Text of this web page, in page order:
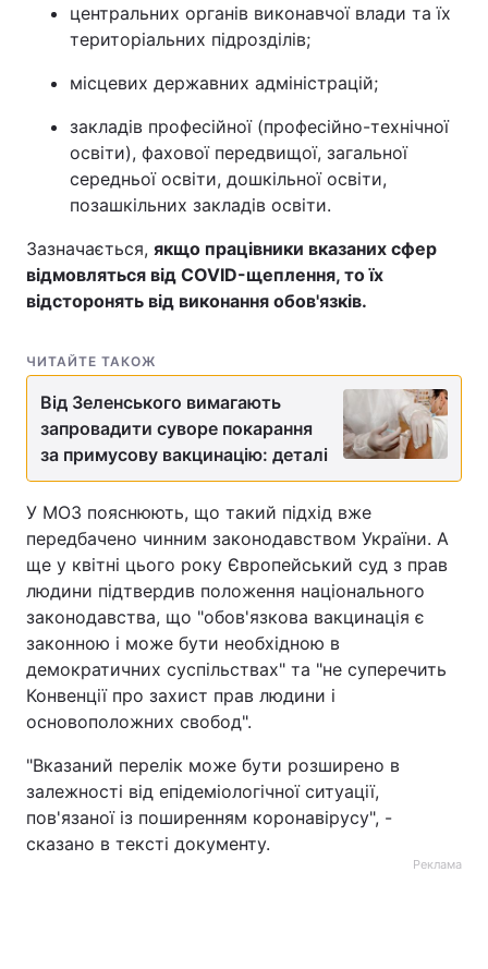
центральних органів виконавчої влади та їх
територіальних підрозділів;
місцевих державних адміністрацій;
закладів професійної (професійно-технічної
освіти), фахової передвищої, загальної
середньої освіти, дошкільної освіти,
позашкільних закладів освіти.
Зазначається, якщо працівники вказаних сфер
відмовляться від COVID-щеплення, то їх
відсторонять від виконання обов'язків.
ЧИТАЙТЕ ТАКОЖ
Від Зеленського вимагають
запровадити суворе покарання
за примусову вакцинацію: деталі
У МОЗ пояснюють, що такий підхід вже
передбачено чинним законодавством України. А
ще у квітні цього року Європейський суд з прав
людини підтвердив положення національного
законодавства, що "обов'язкова вакцинація є
законною і може бути необхідною в
демократичних суспільствах" та "не суперечить
Конвенції про захист прав людини і
основоположних свобод".
"Вказаний перелік може бути розширено в
залежності від епідеміологічної ситуації,
пов'язаної із поширенням коронавірусу", -
сказано в тексті документу.
Реклама